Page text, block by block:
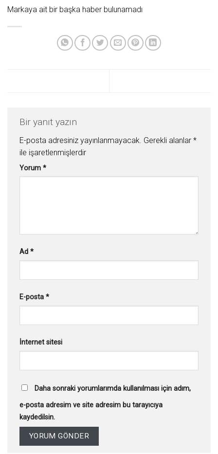
Markaya ait bir başka haber bulunamadı
Bir yanıt yazın
E-posta adresiniz yayınlanmayacak. Gerekli alanlar *
ile işaretlenmişlerdir
Yorum *
Ad *
E-posta *
İnternet sitesi
Daha sonraki yorumlarımda kullanılması için adım,
e-posta adresim ve site adresim bu tarayıcıya
kaydedilsin.